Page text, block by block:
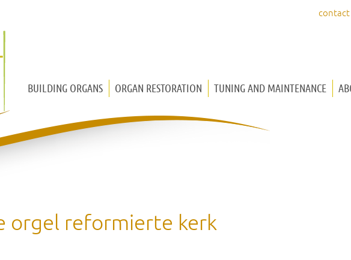
contact
BUILDING ORGANS
CHEST ORGAN
ORGAN RESTORATION TUNING AND MAINTENANCE
orgel reformierte kerk